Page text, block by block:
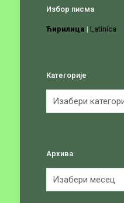
Избор писма
Ћирилица | Latinica
Категорије
Архива